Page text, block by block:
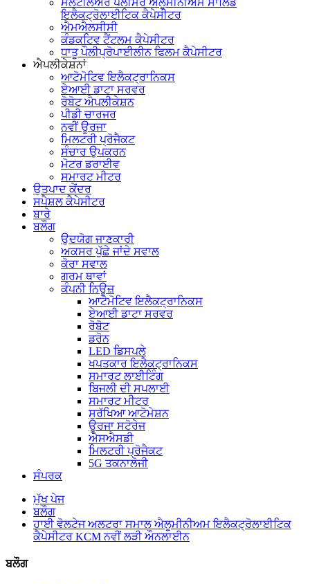
ਮਲਟੀਲੇਅਰ ਪੋਲੀਮਰ ਐਲੂਮੀਨੀਅਮ ਸਾਲਿਡ
ਇਲੈਕਟ੍ਰੋਲਾਈਟਿਕ ਕੈਪੇਸੀਟਰ
ਐਮਐਲਸੀਸੀ
ਕੰਡਕਟਿਵ ਟੈਂਟਲਮ ਕੈਪੇਸੀਟਰ
ਧਾਤੂ ਪੌਲੀਪ੍ਰੋਪਾਈਲੀਨ ਫਿਲਮ ਕੈਪੇਸੀਟਰ
ਐਪਲੀਕੇਸ਼ਨਾਂ
ਆਟੋਮੋਟਿਵ ਇਲੈਕਟ੍ਰਾਨਿਕਸ
ਏਆਈ ਡਾਟਾ ਸਰਵਰ
ਰੋਬੋਟ ਐਪਲੀਕੇਸ਼ਨ
ਪੀਡੀ ਚਾਰਜਰ
ਨਵੀਂ ਊਰਜਾ
ਮਿਲਟਰੀ ਪ੍ਰੋਜੈਕਟ
ਸੰਚਾਰ ਉਪਕਰਨ
ਮੋਟਰ ਡਰਾਈਵ
ਸਮਾਰਟ ਮੀਟਰ
ਉਤਪਾਦ ਕੇਂਦਰ
ਸਪੈਸ਼ਲ ਕੈਪੇਸੀਟਰ
ਬਾਰੇ
ਬਲੌਗ
ਉਦਯੋਗ ਜਾਣਕਾਰੀ
ਅਕਸਰ ਪੁੱਛੇ ਜਾਂਦੇ ਸਵਾਲ
ਕੋਰਾ ਸਵਾਲ
ਗਰਮ ਥਾਵਾਂ
ਕੰਪਨੀ ਨਿਊਜ਼
ਆਟੋਮੋਟਿਵ ਇਲੈਕਟ੍ਰਾਨਿਕਸ
ਏਆਈ ਡਾਟਾ ਸਰਵਰ
ਰੋਬੋਟ
ਡਰੋਨ
LED ਡਿਸਪਲੇ
ਖਪਤਕਾਰ ਇਲੈਕਟ੍ਰਾਨਿਕਸ
ਸਮਾਰਟ ਲਾਈਟਿੰਗ
ਬਿਜਲੀ ਦੀ ਸਪਲਾਈ
ਸਮਾਰਟ ਮੀਟਰ
ਸੁਰੱਖਿਆ ਆਟੋਮੇਸ਼ਨ
ਊਰਜਾ ਸਟੋਰੇਜ
ਐਸਐਸਡੀ
ਮਿਲਟਰੀ ਪ੍ਰੋਜੈਕਟ
5G ਤਕਨਾਲੋਜੀ
ਸੰਪਰਕ
ਮੁੱਖ ਪੇਜ
ਬਲੌਗ
ਹਾਈ ਵੋਲਟੇਜ ਅਲਟਰਾ ਸਮਾਲ ਐਲੂਮੀਨੀਅਮ ਇਲੈਕਟ੍ਰੋਲਾਈਟਿਕ
ਕੈਪੇਸੀਟਰ KCM ਨਵੀਂ ਲੜੀ ਔਨਲਾਈਨ
ਬਲੌਗ